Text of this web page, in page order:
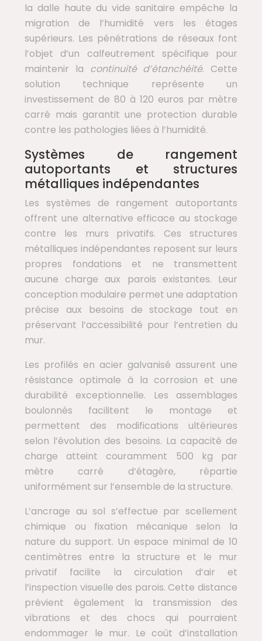
la dalle haute du vide sanitaire empêche la
migration de l’humidité vers les étages
supérieurs. Les pénétrations de réseaux font
l’objet d’un calfeutrement spécifique pour
maintenir la continuité d’étanchéité. Cette
solution technique représente un
investissement de 80 à 120 euros par mètre
carré mais garantit une protection durable
contre les pathologies liées à l’humidité.
Systèmes de rangement
autoportants et structures
métalliques indépendantes
Les systèmes de rangement autoportants
offrent une alternative efficace au stockage
contre les murs privatifs. Ces structures
métalliques indépendantes reposent sur leurs
propres fondations et ne transmettent
aucune charge aux parois existantes. Leur
conception modulaire permet une adaptation
précise aux besoins de stockage tout en
préservant l’accessibilité pour l’entretien du
mur.
Les profilés en acier galvanisé assurent une
résistance optimale à la corrosion et une
durabilité exceptionnelle. Les assemblages
boulonnés facilitent le montage et
permettent des modifications ultérieures
selon l’évolution des besoins. La capacité de
charge atteint couramment 500 kg par
mètre carré d’étagère, répartie
uniformément sur l’ensemble de la structure.
L’ancrage au sol s’effectue par scellement
chimique ou fixation mécanique selon la
nature du support. Un espace minimal de 10
centimètres entre la structure et le mur
privatif facilite la circulation d’air et
l’inspection visuelle des parois. Cette distance
prévient également la transmission des
vibrations et des chocs qui pourraient
endommager le mur. Le coût d’installation